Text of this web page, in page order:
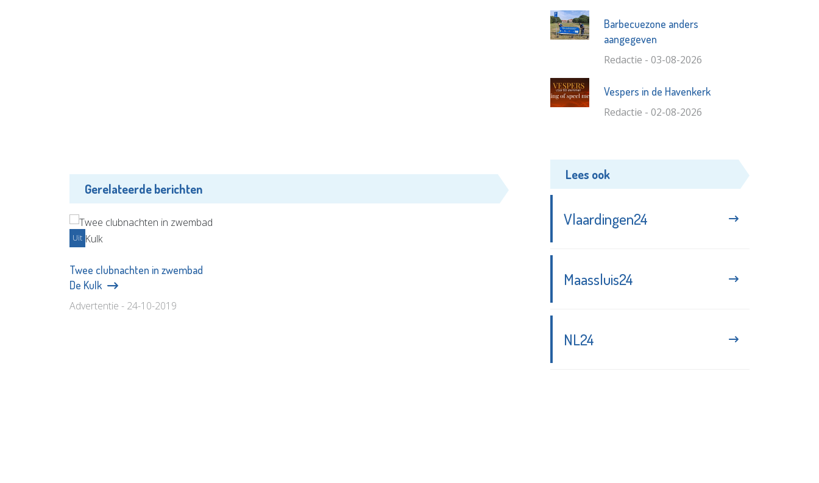
Gerelateerde berichten
Uit
Twee clubnachten in zwembad
De Kulk
Advertentie - 24-10-2019
Barbecuezone anders
aangegeven
Redactie - 03-08-2026
Vespers in de Havenkerk
Redactie - 02-08-2026
Lees ook
Vlaardingen24
Maassluis24
NL24